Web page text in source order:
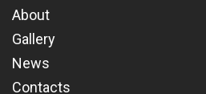
About
Gallery
News
Contacts